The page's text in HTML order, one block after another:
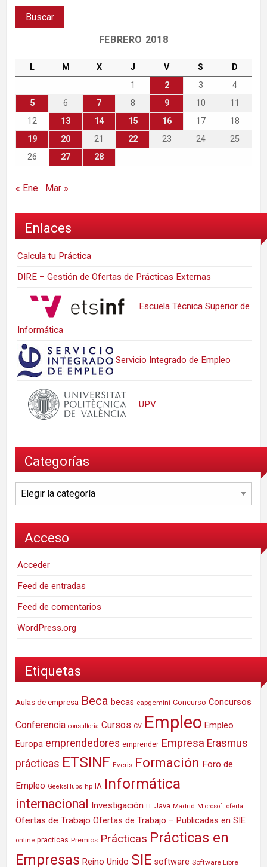
FEBRERO 2018
L M X J V S
D
1
2 3
4
5
6 7 8 9 10
11
12
13 14 15 16 17
18
19
20 21 22 23 24
25
26
27 28
« Ene Mar »
Enlaces
Calcula tu Práctica
DIRE – Gestión de Ofertas de Prácticas Externas
Escuela Técnica Superior de
Informática
Servicio Integrado de Empleo
UPV
Categorías
Categorías
Acceso
Acceder
Feed de entradas
Feed de comentarios
WordPress.org
Etiquetas
Aulas de empresa Beca becas capgemini Concurso Concursos
Conferencia consultoria Cursos CV Empleo Empleo
Europa emprendedores emprender Empresa Erasmus
prácticas ETSINF Everis Formación Foro de
Empleo GeeksHubs hp IA Informática
internacional Investigación IT Java Madrid Microsoft oferta
Ofertas de Trabajo Ofertas de Trabajo – Publicadas en SIE
online practicas Premios Prácticas Prácticas en
Empresas Reino Unido SIE software Software Libre